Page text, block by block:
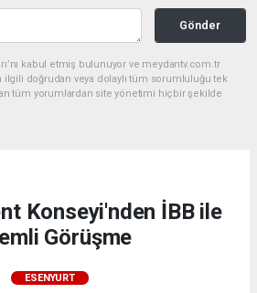
Gönder
kabul etmiş bulunuyor ve meydantv.com.tr
ilgili doğrudan veya dolaylı tüm sorumluluğu tek
tüm yorumlardan site yönetimi hiçbir şekilde
Konseyi'nden İBB ile
Görüşme
ESENYURT